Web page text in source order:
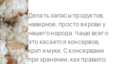
Делать запасы продуктов,
наверное, просто в крови у
нашего народа. Чаще всего
это касается консервов,
круп и муки. С консервами
при хранении, как правило,